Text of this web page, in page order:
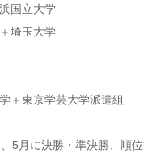
国立大学
埼玉大学
＋東京学芸大学派遣組
5月に決勝・準決勝、順